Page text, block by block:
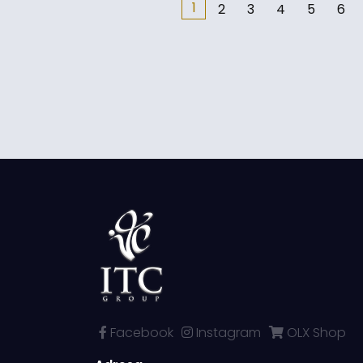
1 2 3 4 5 6
Facebook Instagram
OLX Shop